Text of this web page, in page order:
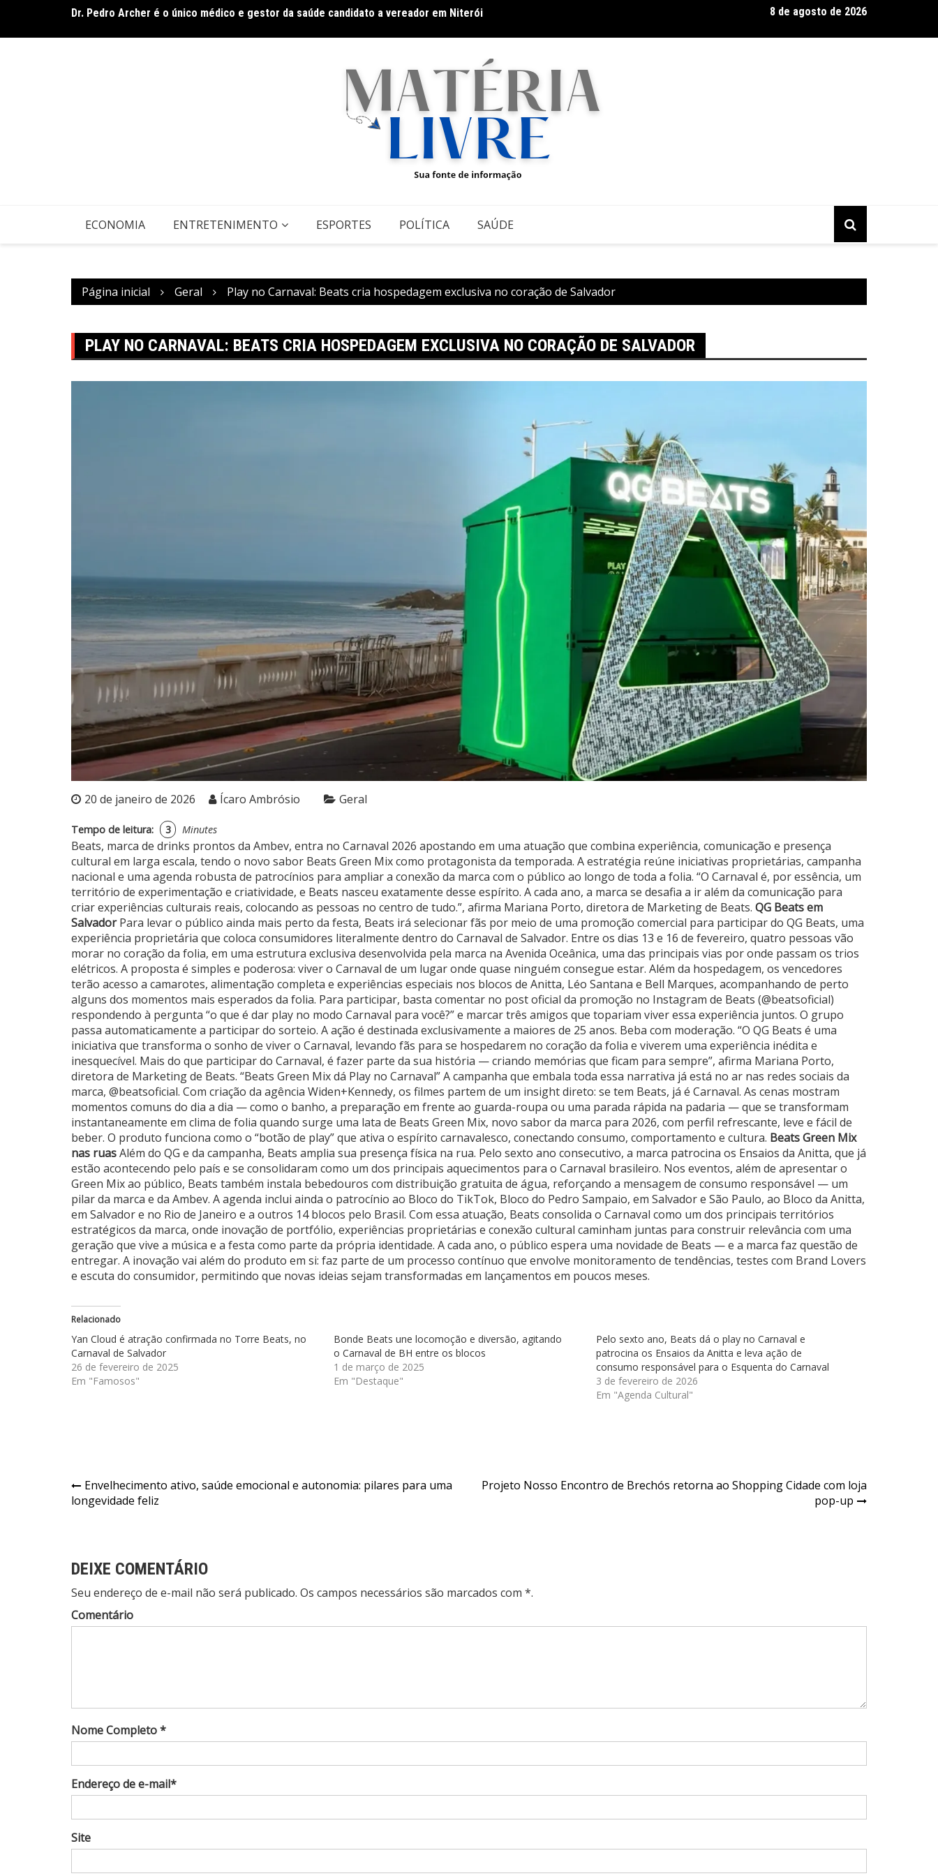
o
Dr. Pedro Archer é o único médico e gestor da saúde candidato a vereador em Niterói
Documentário CONTRACENA foi exibido na UFU, no Grupontapé e no CEU Shopping Park
Hot Wheels Monster Trucks Live™ confirma Belo Horizonte na turnê
8 de agosto de 2026
ECONOMIA ENTRETENIMENTO ESPORTES POLÍTICA SAÚDE
Página inicial Geral Play no Carnaval: Beats cria hospedagem exclusiva no coração de Salvador
PLAY NO CARNAVAL: BEATS CRIA HOSPEDAGEM EXCLUSIVA NO CORAÇÃO DE SALVADOR
20 de janeiro de 2026 Ícaro Ambrósio Geral
Tempo de leitura: 3 Minutes
Beats, marca de drinks prontos da Ambev, entra no Carnaval 2026 apostando em uma atuação que combina experiência, comunicação e presença
cultural em larga escala, tendo o novo sabor Beats Green Mix como protagonista da temporada. A estratégia reúne iniciativas proprietárias, campanha
nacional e uma agenda robusta de patrocínios para ampliar a conexão da marca com o público ao longo de toda a folia. “O Carnaval é, por essência, um
território de experimentação e criatividade, e Beats nasceu exatamente desse espírito. A cada ano, a marca se desafia a ir além da comunicação para
criar experiências culturais reais, colocando as pessoas no centro de tudo.”, afirma Mariana Porto, diretora de Marketing de Beats. QG Beats em
SalvadorPara levar o público ainda mais perto da festa, Beats irá selecionar fãs por meio de uma promoção comercial para participar do QG Beats, uma
experiência proprietária que coloca consumidores literalmente dentro do Carnaval de Salvador. Entre os dias 13 e 16 de fevereiro, quatro pessoas vão
morar no coração da folia, em uma estrutura exclusiva desenvolvida pela marca na Avenida Oceânica, uma das principais vias por onde passam os trios
elétricos. A proposta é simples e poderosa: viver o Carnaval de um lugar onde quase ninguém consegue estar. Além da hospedagem, os vencedores
terão acesso a camarotes, alimentação completa e experiências especiais nos blocos de Anitta, Léo Santana e Bell Marques, acompanhando de perto
alguns dos momentos mais esperados da folia. Para participar, basta comentar no post oficial da promoção no Instagram de Beats (@beatsoficial)
respondendo à pergunta “o que é dar play no modo Carnaval para você?” e marcar três amigos que topariam viver essa experiência juntos. O grupo
passa automaticamente a participar do sorteio. A ação é destinada exclusivamente a maiores de 25 anos. Beba com moderação. “O QG Beats é uma
iniciativa que transforma o sonho de viver o Carnaval, levando fãs para se hospedarem no coração da folia e viverem uma experiência inédita e
inesquecível. Mais do que participar do Carnaval, é fazer parte da sua história — criando memórias que ficam para sempre”, afirma Mariana Porto,
diretora de Marketing de Beats. “Beats Green Mix dá Play no Carnaval” A campanha que embala toda essa narrativa já está no ar nas redes sociais da
marca, @beatsoficial. Com criação da agência Widen+Kennedy, os filmes partem de um insight direto: se tem Beats, já é Carnaval. As cenas mostram
momentos comuns do dia a dia — como o banho, a preparação em frente ao guarda-roupa ou uma parada rápida na padaria — que se transformam
instantaneamente em clima de folia quando surge uma lata de Beats Green Mix, novo sabor da marca para 2026, com perfil refrescante, leve e fácil de
beber. O produto funciona como o “botão de play” que ativa o espírito carnavalesco, conectando consumo, comportamento e cultura. Beats Green Mix
nas ruasAlém do QG e da campanha, Beats amplia sua presença física na rua. Pelo sexto ano consecutivo, a marca patrocina os Ensaios da Anitta, que já
estão acontecendo pelo país e se consolidaram como um dos principais aquecimentos para o Carnaval brasileiro. Nos eventos, além de apresentar o
Green Mix ao público, Beats também instala bebedouros com distribuição gratuita de água, reforçando a mensagem de consumo responsável — um
pilar da marca e da Ambev. A agenda inclui ainda o patrocínio ao Bloco do TikTok, Bloco do Pedro Sampaio, em Salvador e São Paulo, ao Bloco da Anitta,
em Salvador e no Rio de Janeiro e a outros 14 blocos pelo Brasil. Com essa atuação, Beats consolida o Carnaval como um dos principais territórios
estratégicos da marca, onde inovação de portfólio, experiências proprietárias e conexão cultural caminham juntas para construir relevância com uma
geração que vive a música e a festa como parte da própria identidade. A cada ano, o público espera uma novidade de Beats — e a marca faz questão de
entregar. A inovação vai além do produto em si: faz parte de um processo contínuo que envolve monitoramento de tendências, testes com Brand Lovers
e escuta do consumidor, permitindo que novas ideias sejam transformadas em lançamentos em poucos meses.
Relacionado
Yan Cloud é atração confirmada no Torre Beats, no
Carnaval de Salvador
26 de fevereiro de 2025
Em "Famosos"
Bonde Beats une locomoção e diversão, agitando
o Carnaval de BH entre os blocos
1 de março de 2025
Em "Destaque"
Pelo sexto ano, Beats dá o play no Carnaval e
patrocina os Ensaios da Anitta e leva ação de
consumo responsável para o Esquenta do Carnaval
3 de fevereiro de 2026
Em "Agenda Cultural"
Navegação
de
Envelhecimento ativo, saúde emocional e autonomia: pilares para uma
longevidade feliz
Projeto Nosso Encontro de Brechós retorna ao Shopping Cidade com loja
pop-up
DEIXE COMENTÁRIO
Seu endereço de e-mail não será publicado. Os campos necessários são marcados com *.
Comentário
Nome Completo *
Endereço de e-mail*
Site